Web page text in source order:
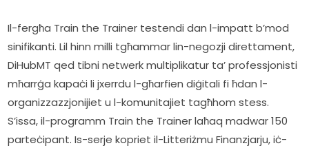
Il-fergħa Train the Trainer testendi dan l-impatt b’mod
sinifikanti. Lil hinn milli tgħammar lin-negozji direttament,
DiHubMT qed tibni netwerk multiplikatur ta’ professjonisti
mħarrġa kapaċi li jxerrdu l-għarfien diġitali fi ħdan l-
organizzazzjonijiet u l-komunitajiet tagħhom stess.
S’issa, il-programm Train the Trainer laħaq madwar 150
parteċipant. Is-serje kopriet il-Litteriżmu Finanzjarju, iċ-